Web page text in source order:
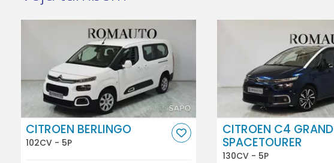
CITROEN BERLINGO
102CV - 5P
CITROEN C4 GRAND
SPACETOURER
130CV - 5P